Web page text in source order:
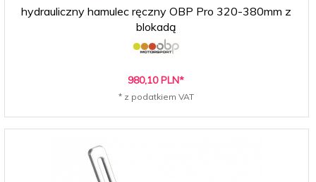
hydrauliczny hamulec ręczny OBP Pro 320-380mm z
blokadą
980,10 PLN*
* z podatkiem VAT